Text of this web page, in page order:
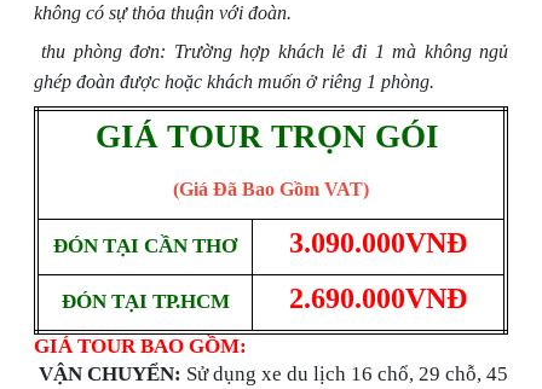
không có sự thỏa thuận với đoàn.
thu phòng đơn: Trường hợp khách lẻ đi 1 mà không ngủ
ghép đoàn được hoặc khách muốn ở riêng 1 phòng.
GIÁ TOUR TRỌN GÓI
(Giá Đã Bao Gồm VAT)
ĐÓN TẠI CẦN THƠ 3.090.000VNĐ
ĐÓN TẠI TP.HCM 2.690.000VNĐ
GIÁ TOUR BAO GỒM:
VẬN CHUYỂN: Sử dụng xe du lịch 16 chổ, 29 chỗ, 45